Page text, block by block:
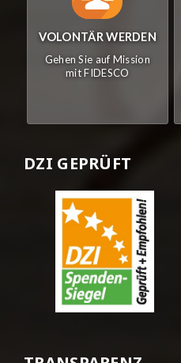
VOLONTÄR WERDEN
Gehen Sie auf Mission
mit FIDESCO
DZI GEPRÜFT